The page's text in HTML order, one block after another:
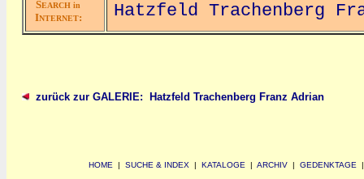
SEARCH in
INTERNET: Hatzfeld Trachenberg
zurück zur GALERIE: Hatzfeld Trachenberg Franz Adrian
HOME | SUCHE & INDEX | KATALOGE | ARCHIV | GEDENKTAGE